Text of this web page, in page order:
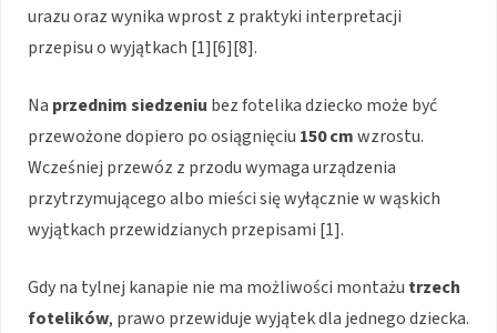
urazu oraz wynika wprost z praktyki interpretacji
przepisu o wyjątkach [1][6][8].
Na przednim siedzeniu bez fotelika dziecko może być
przewożone dopiero po osiągnięciu 150 cmwzrostu.
Wcześniej przewóz z przodu wymaga urządzenia
przytrzymującego albo mieści się wyłącznie w wąskich
wyjątkach przewidzianych przepisami [1].
Gdy na tylnej kanapie nie ma możliwości montażu trzech
fotelików, prawo przewiduje wyjątek dla jednego dziecka.